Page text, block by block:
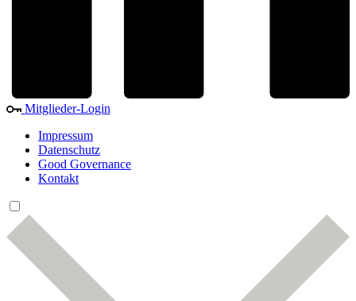
Mitglieder-Login
Impressum
Datenschutz
Good Governance
Kontakt